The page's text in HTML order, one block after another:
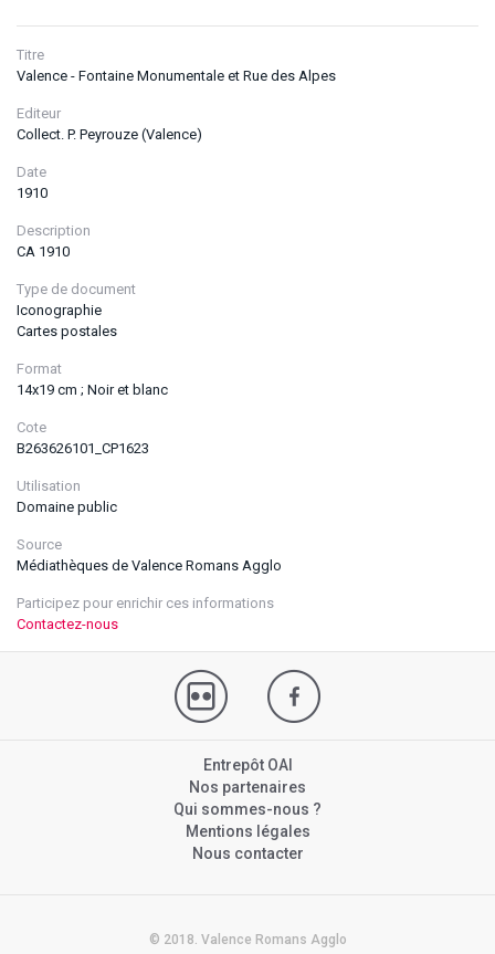
Titre
Valence - Fontaine Monumentale et Rue des Alpes
Editeur
Collect. P. Peyrouze (Valence)
Date
1910
Description
CA 1910
Type de document
Iconographie
Cartes postales
Format
14x19 cm ; Noir et blanc
Cote
B263626101_CP1623
Utilisation
Domaine public
Source
Médiathèques de Valence Romans Agglo
Participez pour enrichir ces informations
Contactez-nous
Entrepôt OAI
Nos partenaires
Qui sommes-nous ?
Mentions légales
Nous contacter
© 2018. Valence Romans Agglo